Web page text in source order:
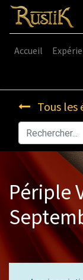
Accueil
Tous les
Périple